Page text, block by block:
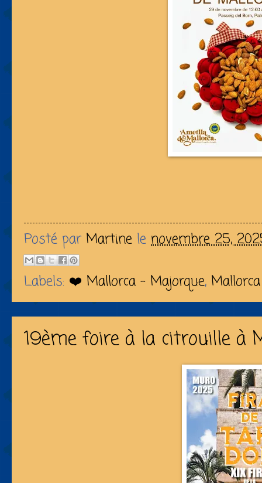
Posté par Martine le novembre 25,
Labels: ❤️ Mallorca - Majorque,
19ème foire à la citrouille à